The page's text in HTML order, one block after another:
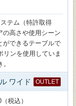
テム（特許取得
の高さや使用シーン
ができるテーブルで
ンを使用していま
ワイド OUTLET
税込）